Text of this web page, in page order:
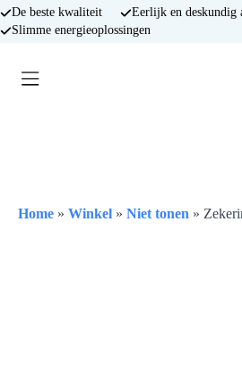
De beste kwaliteit Eerlijk en deskundig
Slimme energieoplossingen
Home » Winkel » Niet tonen »